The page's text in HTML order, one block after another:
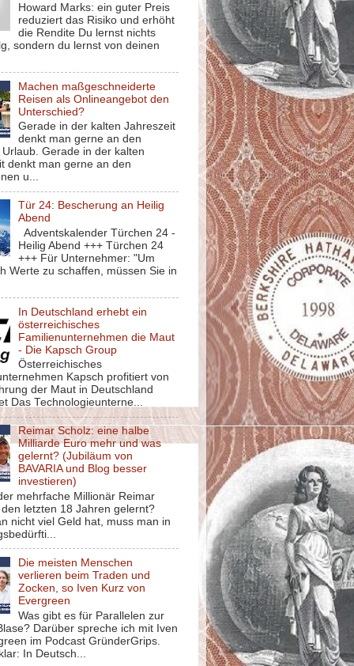
Howard Marks: ein guter Preis
reduziert das Risiko und erhöht
die Rendite Du lernst nichts
sondern du lernst von deinen
Machen maßgeschneiderte
Reisen als Onlineangebot den
Unterschied?
Gerade in der kalten Jahreszeit
denkt man gerne an den
Gerade in der kalten
denkt man gerne an den
u...
Tür 24: Bescherung an Heilig
Abend
Adventskalender Türchen 24 -
Heilig Abend +++ Türchen 24
+++ Für Unternehmer: "Um
Werte zu schaffen, müssen Sie in
In Deutschland erhebt ein
österreichisches
Familienunternehmen die Maut
- Die Kapsch Group
Österreichisches
Kapsch profitiert von
der Maut in Deutschland
Das Technologieunterne...
Reimar Scholz: eine halbe
Milliarde Euro mehr und was
gelernt? (Jubiläum von
BAVARIA und Blog besser
investieren)
mehrfache Millionär Reimar
letzten 18 Jahren gelernt?
nicht viel Geld hat, muss man in
Die meisten Menschen
verlieren beim Traden und
Zocken, so Iven Kurz von
Evergreen
Was gibt es für Parallelen zur
Darüber spreche ich mit Iven
im Podcast GründerGrips.
In Deutsch...